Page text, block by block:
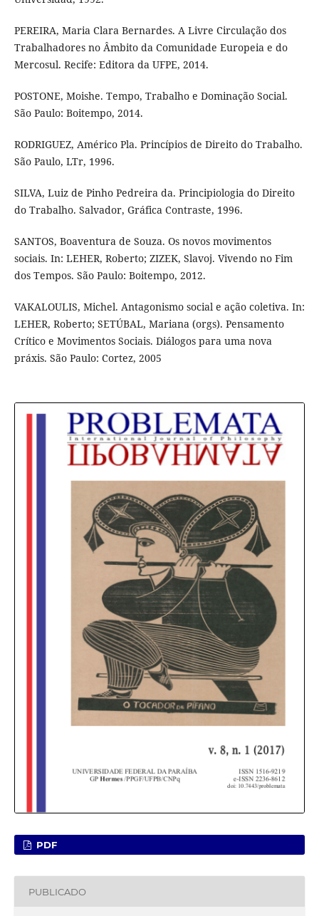
PEREIRA, Maria Clara Bernardes. A Livre Circulação dos
Trabalhadores no Âmbito da Comunidade Europeia e do
Mercosul. Recife: Editora da UFPE, 2014.
POSTONE, Moishe. Tempo, Trabalho e Dominação Social.
São Paulo: Boitempo, 2014.
RODRIGUEZ, Américo Pla. Princípios de Direito do Trabalho.
São Paulo, LTr, 1996.
SILVA, Luiz de Pinho Pedreira da. Principiologia do Direito
do Trabalho. Salvador, Gráfica Contraste, 1996.
SANTOS, Boaventura de Souza. Os novos movimentos
sociais. In: LEHER, Roberto; ZIZEK, Slavoj. Vivendo no Fim
dos Tempos. São Paulo: Boitempo, 2012.
VAKALOULIS, Michel. Antagonismo social e ação coletiva. In:
LEHER, Roberto; SETÚBAL, Mariana (orgs). Pensamento
Crítico e Movimentos Sociais. Diálogos para uma nova
práxis. São Paulo: Cortez, 2005
PDF
PUBLICADO